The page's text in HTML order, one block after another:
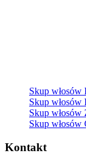
Skup włosów
Skup włosów
Skup włosów
Skup włosów
Kontakt